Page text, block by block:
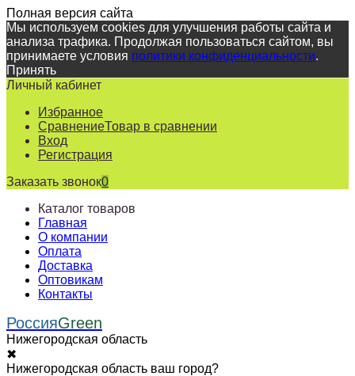
Полная версия сайта
Мы используем cookies для улучшения работы сайта и
анализа трафика. Продолжая пользоваться сайтом, вы
принимаете условия политики конфиденциальности.
Принять
Личный кабинет
Избранное
СравнениеТовар в сравнении
Вход
Регистрация
Заказать звонок0
Каталог товаров
Главная
О компании
Оплата
Доставка
Оптовикам
Контакты
РоссияGreen
Нижегородская область
✖
Нижегородская область ваш город?